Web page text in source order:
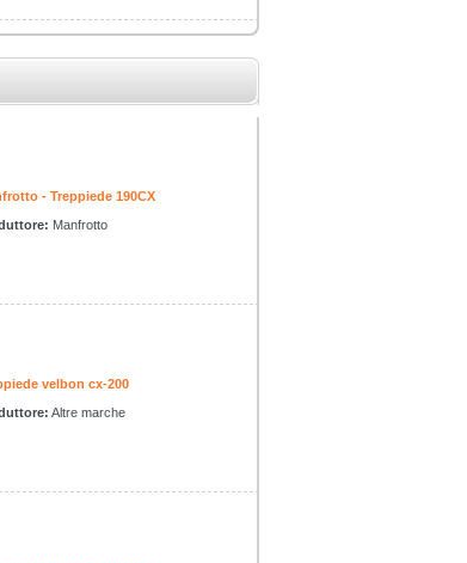
- Treppiede 190CX
Manfrotto
velbon cx-200
Altre marche